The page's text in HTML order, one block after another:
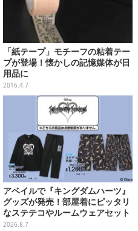
「紙テープ」モチーフの粘着テー
プが登場！懐かしの記憶媒体が日
用品に
2016.4.7
アベイルで『キングダムハーツ』
グッズが発売！部屋着にピッタリ
なステテコやルームウェアセット
2026.8.7